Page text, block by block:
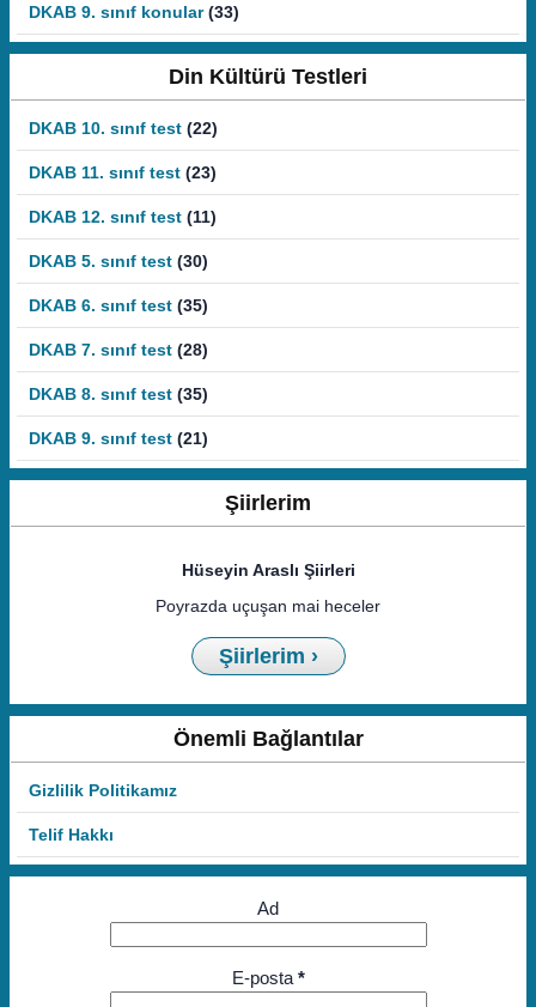
DKAB 9. sınıf konular (33)
Din Kültürü Testleri
DKAB 10. sınıf test (22)
DKAB 11. sınıf test (23)
DKAB 12. sınıf test (11)
DKAB 5. sınıf test (30)
DKAB 6. sınıf test (35)
DKAB 7. sınıf test (28)
DKAB 8. sınıf test (35)
DKAB 9. sınıf test (21)
Şiirlerim
Hüseyin Araslı Şiirleri
Poyrazda uçuşan mai heceler
Şiirlerim ›
Önemli Bağlantılar
Gizlilik Politikamız
Telif Hakkı
Ad
E-posta *